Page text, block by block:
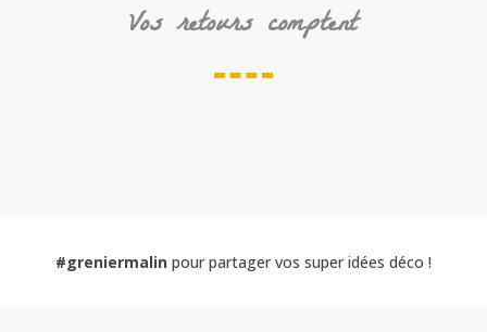
Vos retours comptent
#greniermalinpour partager vos super idées déco !